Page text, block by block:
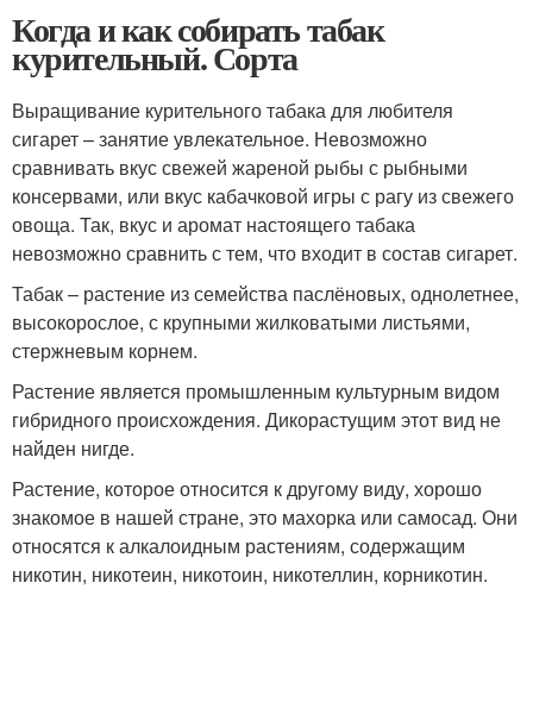
Когда и как собирать табак
курительный. Сорта
Выращивание курительного табака для любителя
сигарет – занятие увлекательное. Невозможно
сравнивать вкус свежей жареной рыбы с рыбными
консервами, или вкус кабачковой игры с рагу из свежего
овоща. Так, вкус и аромат настоящего табака
невозможно сравнить с тем, что входит в состав сигарет.
Табак – растение из семейства паслёновых, однолетнее,
высокорослое, с крупными жилковатыми листьями,
стержневым корнем.
Растение является промышленным культурным видом
гибридного происхождения. Дикорастущим этот вид не
найден нигде.
Растение, которое относится к другому виду, хорошо
знакомое в нашей стране, это махорка или самосад. Они
относятся к алкалоидным растениям, содержащим
никотин, никотеин, никотоин, никотеллин, корникотин.